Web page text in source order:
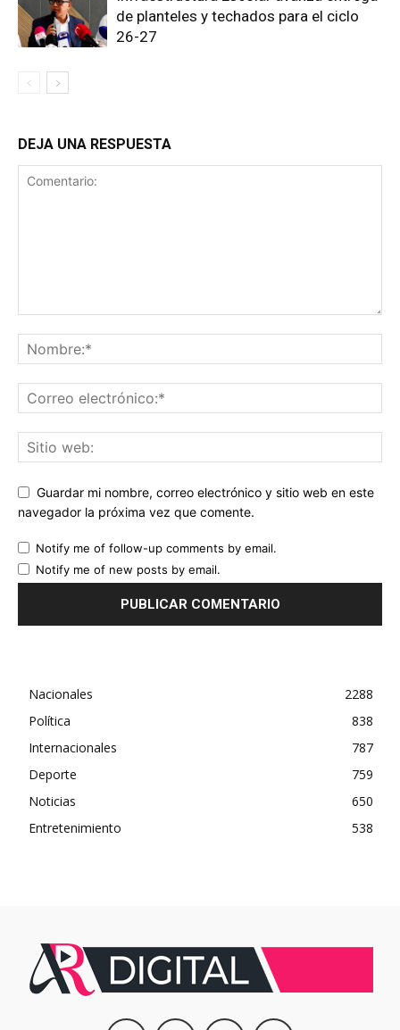
de planteles y techados para el ciclo
26-27
DEJA UNA RESPUESTA
Guardar mi nombre, correo electrónico y sitio web en este
navegador la próxima vez que comente.
Notify me of follow-up comments by email.
Notify me of new posts by email.
Nacionales
2288
Política
838
Internacionales
787
Deporte
759
Noticias
650
Entretenimiento
538